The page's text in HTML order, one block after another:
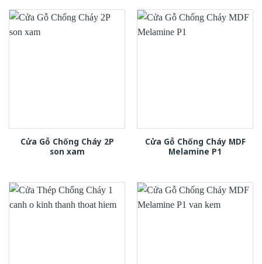
Cửa Gỗ Chống Cháy 2P
son xam
Cửa Gỗ Chống Cháy MDF
Melamine P1